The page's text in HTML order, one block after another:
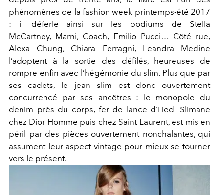
phénomènes de la fashion week printemps-été 2017
: il déferle ainsi sur les podiums de Stella
McCartney, Marni, Coach, Emilio Pucci… Côté rue,
Alexa Chung, Chiara Ferragni, Leandra Medine
l’adoptent à la sortie des défilés, heureuses de
rompre enfin avec l’hégémonie du slim. Plus que par
ses cadets, le jean slim est donc ouvertement
concurrencé par ses ancêtres : le monopole du
denim près du corps, fer de lance d’Hedi Slimane
chez Dior Homme puis chez Saint Laurent, est mis en
péril par des pièces ouvertement nonchalantes, qui
assument leur aspect vintage pour mieux se tourner
vers le présent.